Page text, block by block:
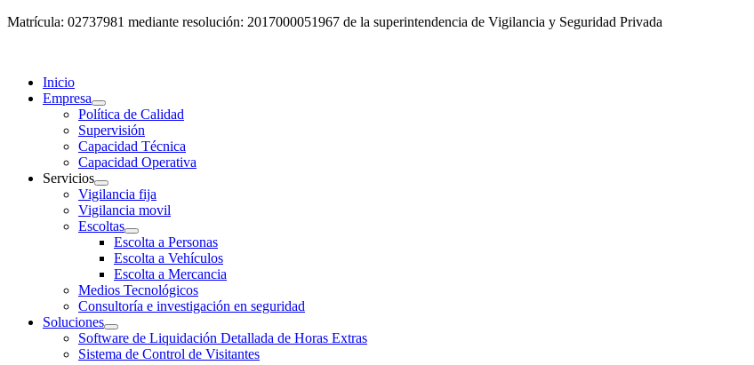
Matrícula: 02737981 mediante resolución: 2017000051967 de la superintendencia de Vigilancia y Seguridad Privada
Inicio
Empresa
Política de Calidad
Supervisión
Capacidad Técnica
Capacidad Operativa
Servicios
Vigilancia fija
Vigilancia movil
Escoltas
Escolta a Personas
Escolta a Vehículos
Escolta a Mercancia
Medios Tecnológicos
Consultoría e investigación en seguridad
Soluciones
Software de Liquidación Detallada de Horas Extras
Sistema de Control de Visitantes